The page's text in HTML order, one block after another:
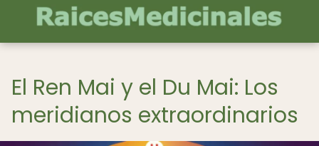
El Ren Mai y el Du Mai: Los
meridianos extraordinarios